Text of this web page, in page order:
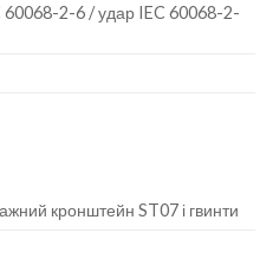
60068-2-6 / удар IEC 60068-2-
кронштейн ST07 і гвинти